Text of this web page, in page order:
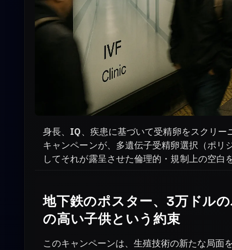
身長、IQ、疾患に基づいて受精卵をスクリ
キャンペーンが、多遺伝子受精卵選択（ポリ
してそれが露呈させた倫理的・規制上の空白
地下鉄のポスター、3万ドル
の高い子供という約束
このキャンペーンは、生殖技術の新たな局面